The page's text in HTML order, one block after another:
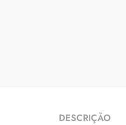
DESCRIÇÃO